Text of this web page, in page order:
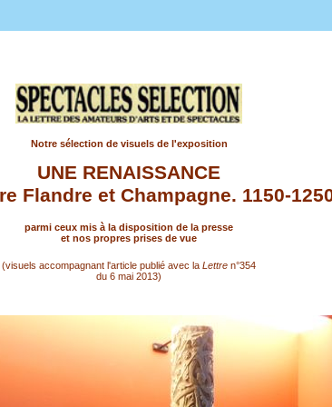
Notre sélection de visuels de l'exposition
UNE RENAISSANCE
Flandre et Champagne. 1150-
parmi ceux mis à la disposition de la presse
et nos propres prises de vue
(visuels accompagnant l'article publié avec la Lettre n°354
du 6 mai 2013)